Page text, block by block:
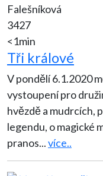
Falešníková
3427
<1min
Tři králové
V pondělí 6.1.2020
vystoupení pro
hvězdě a mudrcích,
legendu, o magické
pranos...více..